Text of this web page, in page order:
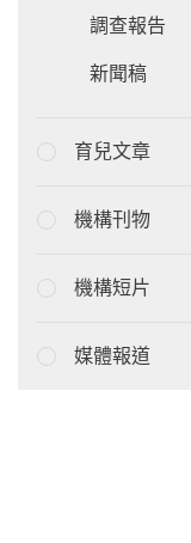
調查報告
新聞稿
育兒文章
機構刊物
機構短片
媒體報道